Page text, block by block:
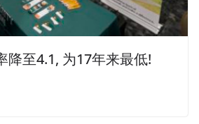
network can be used as a fishing
net for freshwater rivers.
降至4.1, 为17年来最低!